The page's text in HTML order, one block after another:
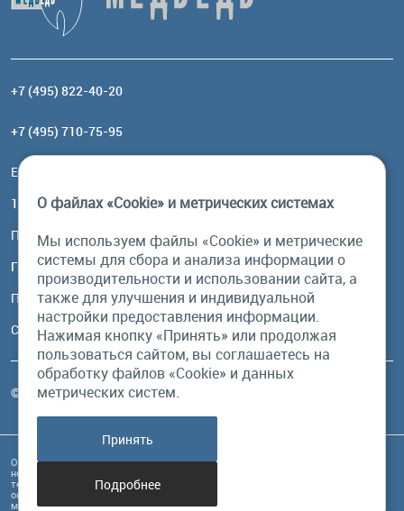
+7 (495) 822-40-20
+7 (495) 710-75-95
Email:
117485, Москва, ул. Профсоюзная, 84/32, корп 1
Посмотреть на карте
График работы
Пн-Пт: с 10:00 до 18:00
Сб, Вс: выходной
© Бурый Медведь MMXXVI. Все права защищены.
Обращаем Ваше внимание на то, что данный интернет-сайт и его содержимое
носит исключительно информационный характер и ни при каких условиях
техническая информация, размещенная на сайте, не являются публичной
офертой, определяемой положениями Статьи 437 Гражданского кодекса РФ, и
может быть изменена в любое время без предупреждения.
О файлах «Cookie» и метрических системах
Мы используем файлы «Cookie» и метрические
системы для сбора и анализа информации о
производительности и использовании сайта, а
также для улучшения и индивидуальной
настройки предоставления информации.
Нажимая кнопку «Принять» или продолжая
пользоваться сайтом, вы соглашаетесь на
обработку файлов «Cookie» и данных
метрических систем.
Принять
Подробнее